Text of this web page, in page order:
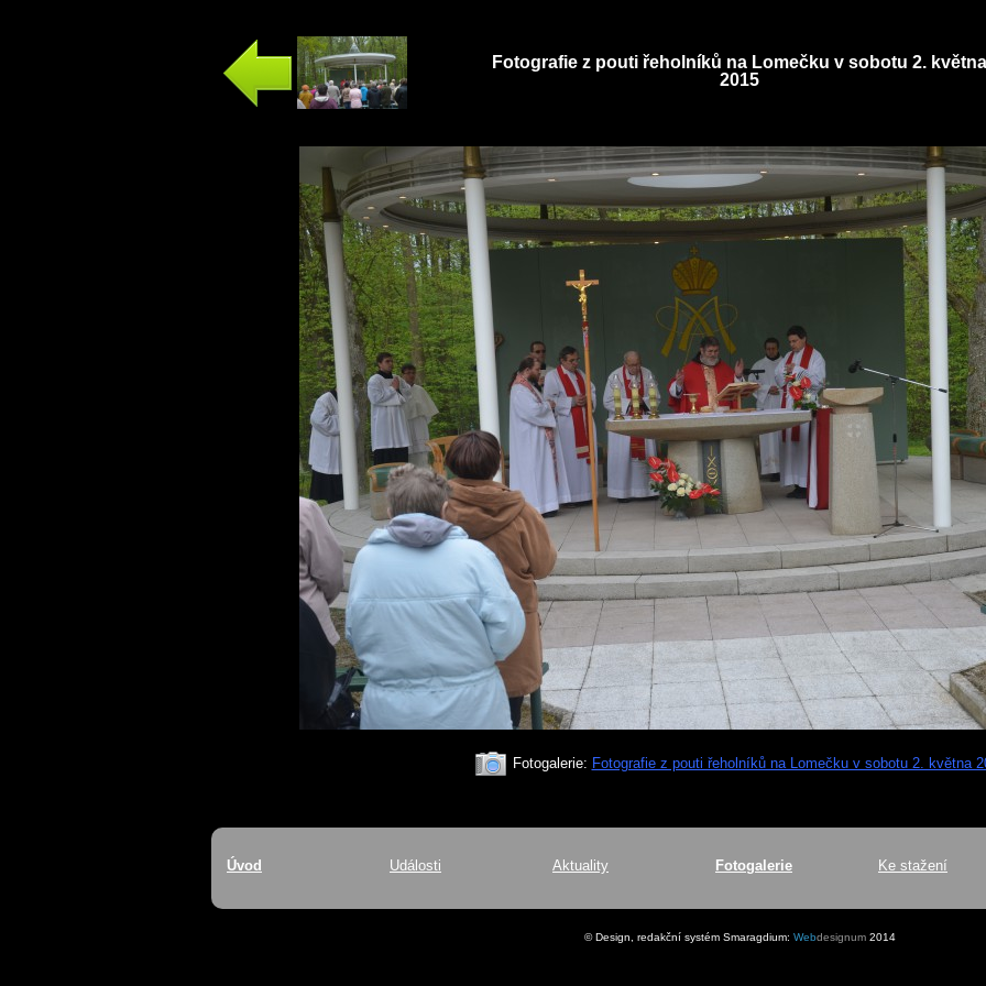
Fotografie z pouti řeholníků na Lomečku v sobotu 2. května
2015
Fotogalerie: Fotografie z pouti řeholníků na Lomečku v sobotu 2. května
Úvod Události Aktuality Fotogalerie Ke stažení
© Design, redakční systém Smaragdium: Webdesignum2014